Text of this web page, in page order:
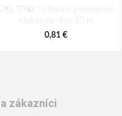
CXS TONK Ochranné jednorazové
návleky na obuv 10 ks
0,81 €
zákazníci